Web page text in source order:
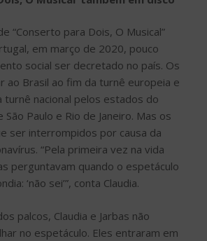
“Conserto para Dois, O Musical”
em março de 2020, pouco
social ser decretado no país. Os
ao Brasil ao fim da turnê europeia e
turnê nacional pelos estados do
Paulo e Rio de Janeiro. Mas os
ser interrompidos por causa da
“Pela primeira vez na vida
perguntavam quando o espetáculo
‘não sei’”, conta Claudia.
palcos, Claudia e Jarbas não
no espetáculo. Eles entraram em